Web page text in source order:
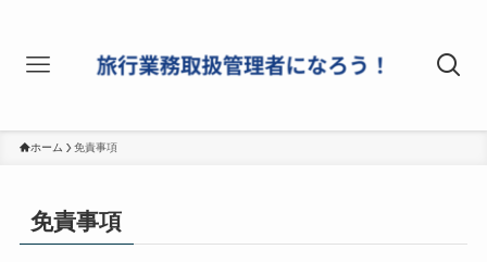
ホーム 免責事項
免責事項